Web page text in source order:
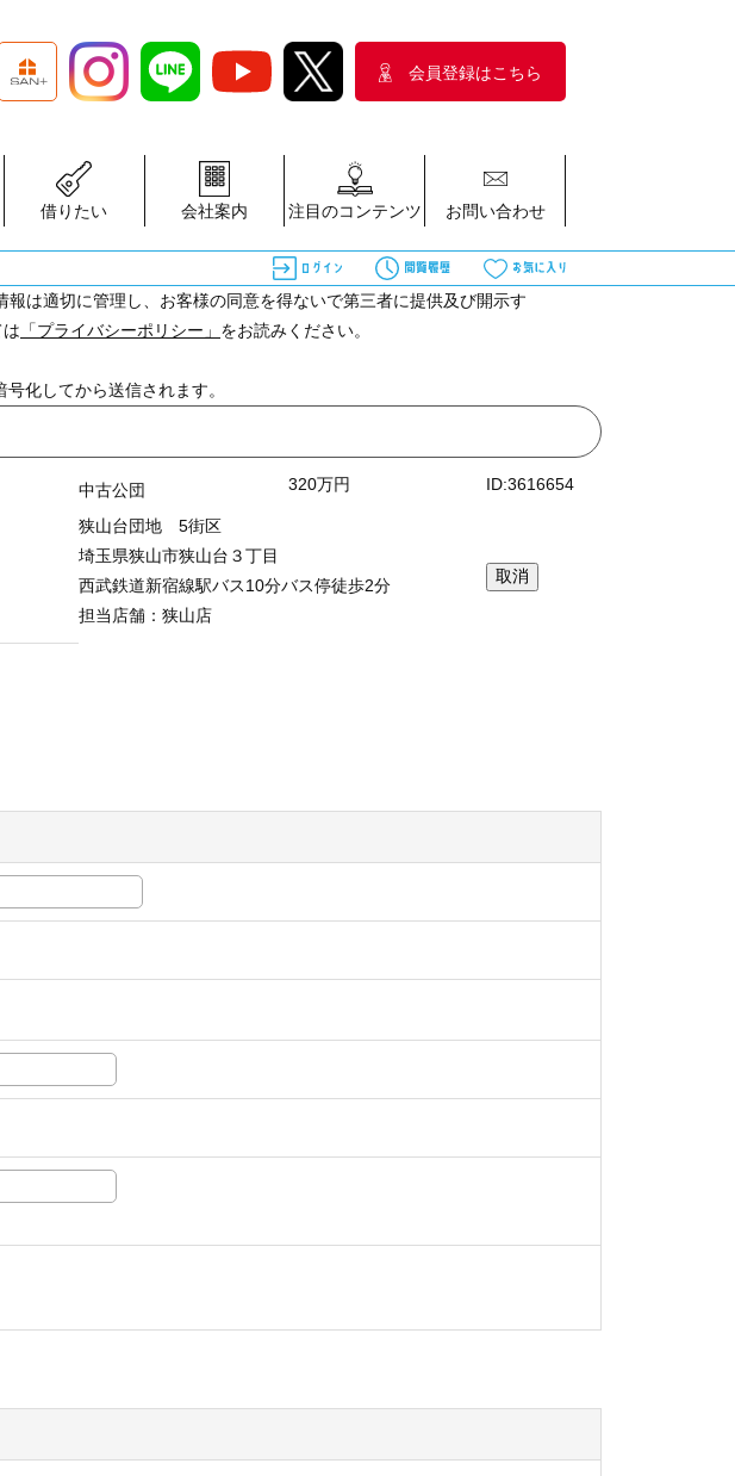
会員登録はこちら
借りたい 会社案内 注目のコンテンツ お問い合わせ
は適切に管理し、お客様の同意を得ないで第三者に提供及び開示す
「プライバシーポリシー」 をお読みください。
化してから送信されます。
中古公団 320万円 ID:3616654
狭山台団地 5街区
埼玉県狭山市狭山台３丁目
西武鉄道新宿線駅バス10分バス停徒歩2分
担当店舗：狭山店